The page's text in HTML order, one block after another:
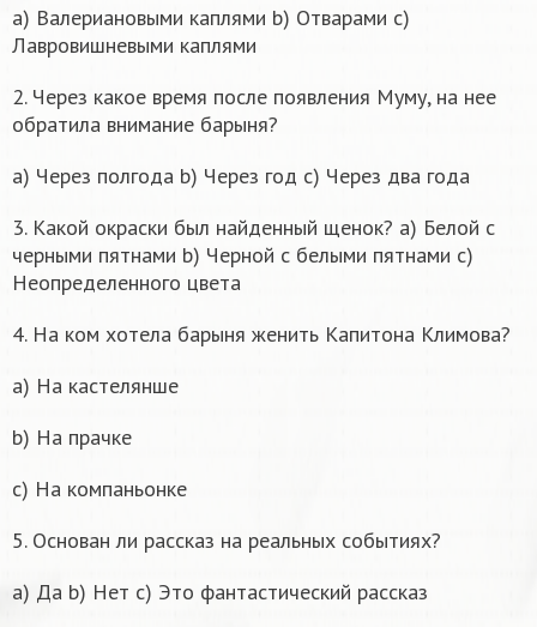
a) Валериановыми каплями b) Отварами c)
Лавровишневыми каплями
2. Через какое время после появления Муму, на нее
обратила внимание барыня?
a) Через полгода b) Через год c) Через два года
3. Какой окраски был найденный щенок? a) Белой с
черными пятнами b) Черной с белыми пятнами c)
Неопределенного цвета
4. На ком хотела барыня женить Капитона Климова?
a) На кастелянше
b) На прачке
c) На компаньонке
5. Основан ли рассказ на реальных событиях?
a) Да b) Нет c) Это фантастический рассказ